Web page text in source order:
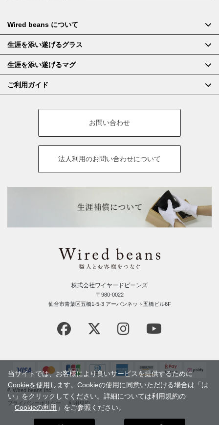
Wired beans について
生涯を添い遂げるグラス
生涯を添い遂げるマグ
ご利用ガイド
お問い合わせ
法人利用のお問い合わせについて
株式会社ワイヤードビーンズ
〒980-0022
仙台市青葉区五橋1-5-3 アーバンネット五橋ビル6F
© Wired beans Inc.
プライバシーポリシー 利用規約
当サイトでは、お客様により良いサービスを提供するために
Cookieを使用します。Cookieの使用に同意いただける場合は「は
い」をクリックしてください。詳細については利用規約の
「 Cookieの利用 」をご参照ください。